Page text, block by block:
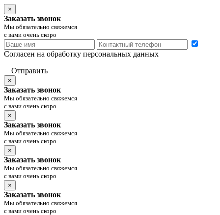
×
Заказать звонок
Мы обязательно свяжемся
с вами очень скоро
Согласен на обработку персональных данных
Отправить
×
Заказать звонок
Мы обязательно свяжемся
с вами очень скоро
×
Заказать звонок
Мы обязательно свяжемся
с вами очень скоро
×
Заказать звонок
Мы обязательно свяжемся
с вами очень скоро
×
Заказать звонок
Мы обязательно свяжемся
с вами очень скоро